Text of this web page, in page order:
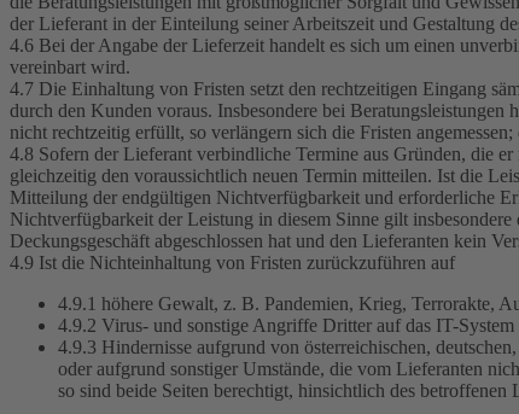
der Lieferant in der Einteilung seiner Arbeitszeit und Gestaltung
4.6 Bei der Angabe der Lieferzeit handelt es sich um einen
vereinbart wird.
4.7 Die Einhaltung von Fristen setzt den rechtzeitigen Eingang
durch den Kunden voraus. Insbesondere bei
nicht rechtzeitig erfüllt, so verlängern sich die Fristen
4.8 Sofern der Lieferant verbindliche Termine aus Gründen, die
gleichzeitig den voraussichtlich neuen Termin mitteilen. Ist die
Mitteilung der endgültigen Nichtverfügbarkeit und erforderliche
Nichtverfügbarkeit der Leistung in diesem Sinne gilt
Deckungsgeschäft abgeschlossen hat und den Lieferanten kein
4.9 Ist die Nichteinhaltung von Fristen zurückzuführen auf
4.9.1 höhere Gewalt, z. B. Pandemien, Krieg, Terrorakte,
4.9.2 Virus- und sonstige Angriffe Dritter auf das IT-
4.9.3 Hindernisse aufgrund von österreichischen,
oder aufgrund sonstiger Umstände, die vom Lieferanten
so sind beide Seiten berechtigt, hinsichtlich des